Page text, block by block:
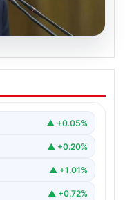
ve
Partisi (CHP)
▲ +0.05%
▲ +0.20%
▲ +1.01%
▲ +0.72%